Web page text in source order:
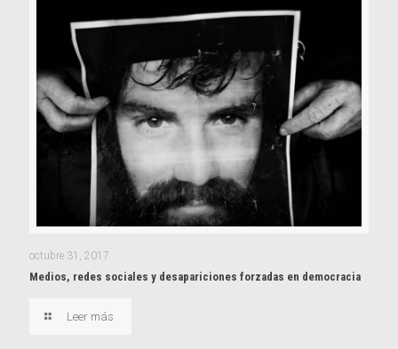
octubre 31, 2017
Medios, redes sociales y desapariciones forzadas en democracia
Leer más